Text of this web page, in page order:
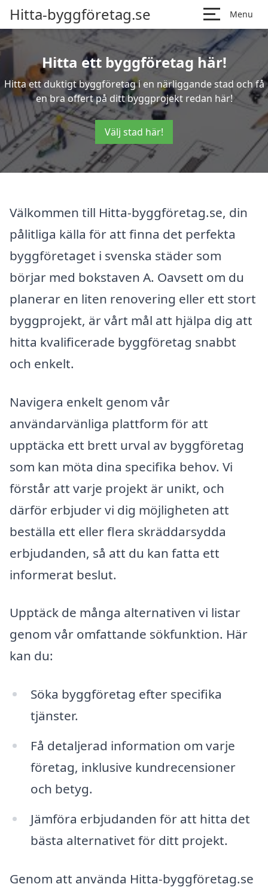
Hitta-byggföretag.se Menu
Hitta ett byggföretag här!
Hitta ett duktigt byggföretag i en närliggande stad och få
en bra offert på ditt byggprojekt redan här!
Välj stad här!
Välkommen till Hitta-byggföretag.se, din
pålitliga källa för att finna det perfekta
byggföretaget i svenska städer som
börjar med bokstaven A. Oavsett om du
planerar en liten renovering eller ett stort
byggprojekt, är vårt mål att hjälpa dig att
hitta kvalificerade byggföretag snabbt
och enkelt.
Navigera enkelt genom vår
användarvänliga plattform för att
upptäcka ett brett urval av byggföretag
som kan möta dina specifika behov. Vi
förstår att varje projekt är unikt, och
därför erbjuder vi dig möjligheten att
beställa ett eller flera skräddarsydda
erbjudanden, så att du kan fatta ett
informerat beslut.
Upptäck de många alternativen vi listar
genom vår omfattande sökfunktion. Här
kan du:
Söka byggföretag efter specifika
tjänster.
Få detaljerad information om varje
företag, inklusive kundrecensioner
och betyg.
Jämföra erbjudanden för att hitta det
bästa alternativet för ditt projekt.
Genom att använda Hitta-byggföretag.se